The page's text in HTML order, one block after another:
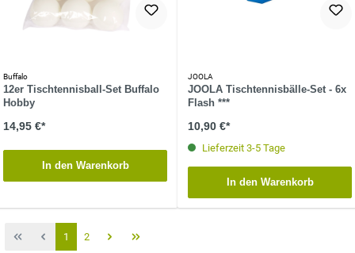
Buffalo
12er Tischtennisball-Set Buffalo
Hobby
14,95 €*
In den Warenkorb
JOOLA
JOOLA Tischtennisbälle-Set - 6x
Flash ***
10,90 €*
Lieferzeit 3-5 Tage
In den Warenkorb
1 2